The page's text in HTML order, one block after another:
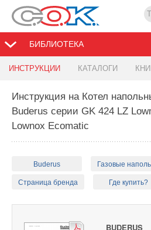
БИБЛИОТЕКА
ИНСТРУКЦИИ КАТАЛОГИ
Инструкция на Котел
Buderus серии GK 424 LZ
Lownox Ecomatic
Buderus Газовые
Страница бренда Где купить?
BUDERUS